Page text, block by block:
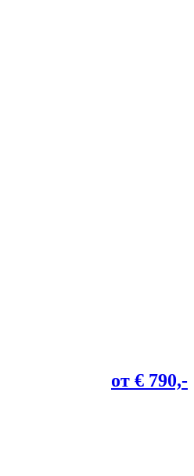
от € 790,-